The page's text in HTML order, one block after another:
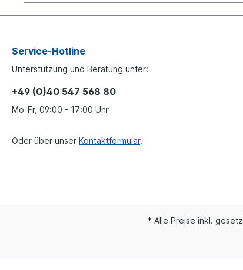
Service-Hotline
Unterstützung und Beratung unter:
+49 (0)40 547 568 80
Mo-Fr, 09:00 - 17:00 Uhr
Oder über unser Kontaktformular.
* Alle Preise inkl.